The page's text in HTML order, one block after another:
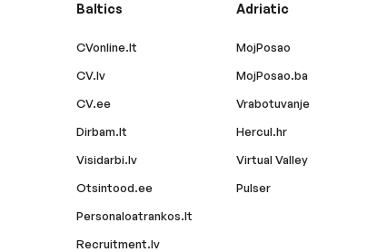
Baltics
CVonline.lt
CV.lv
CV.ee
Dirbam.lt
Visidarbi.lv
Otsintood.ee
Personaloatrankos.lt
Recruitment.lv
Adriatic
MojPosao
MojPosao.ba
Vrabotuvanje
Hercul.hr
Virtual Valley
Pulser